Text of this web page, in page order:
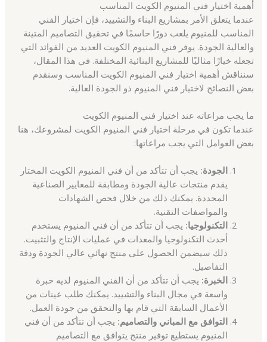
أهمية اختيار فني المنيوم الكويت المناسب
عندما يتعلق الأمر بمشاريع البناء والتشييد، فإن اختيار الفني
المناسب للمنيوم يلعب دورًا حاسمًا في تحقيق التصاميم المتينة
والعالية الجودة. يوفر فني المنيوم الكويت العديد من الفوائد التي
تجعله خيارًا مثاليًا للمشاريع البنائية المختلفة. في هذا المقال،
سنناقش أهمية اختيار فني المنيوم الكويت المناسب وسنقدم
بعض النصائح لاختيار فني المنيوم ذو الجودة العالية.
ما يجب مراعاته عند اختيار فني المنيوم الكويت
عندما تكون في مرحلة اختيار فني المنيوم الكويت لمشروعك، هنا
بعض العوامل التي يجب مراعاتها:
الجودة: يجب أن تتأكد من أن فني المنيوم الكويت المختار
يقدم منتجات عالية الجودة ومطابقة للمعايير الصناعية
المحددة. يمكنك ذلك من خلال فحص الشهادات
والمواصفات التقنية.
التكنولوجيا: يجب أن تتأكد من أن فني المنيوم يستخدم
أحدث التكنولوجيا والمعدات في عمليات الإنتاج والتثبيت.
ذلك سيضمن الحصول على منتج نهائي عالي الجودة ودقة
التفاصيل.
الخبرة: يجب أن تتأكد من أن الفني المنيوم لديه خبرة
واسعة في مجال البناء والتشييد. يمكنك طلب عينات من
الأعمال السابقة التي قام بها والتحقق من جودة العمل.
التوافق مع المباني والتصاميم: يجب أن تتأكد من أن فني
المنيوم يستطيع توفير منتج يتوافق مع التصاميم